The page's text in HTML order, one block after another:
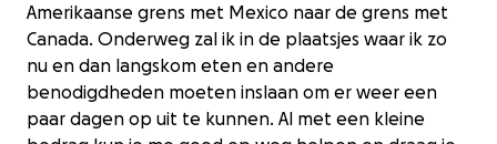
Amerikaanse grens met Mexico naar de grens met
Canada. Onderweg zal ik in de plaatsjes waar ik zo
nu en dan langskom eten en andere
benodigdheden moeten inslaan om er weer een
paar dagen op uit te kunnen. Al met een kleine